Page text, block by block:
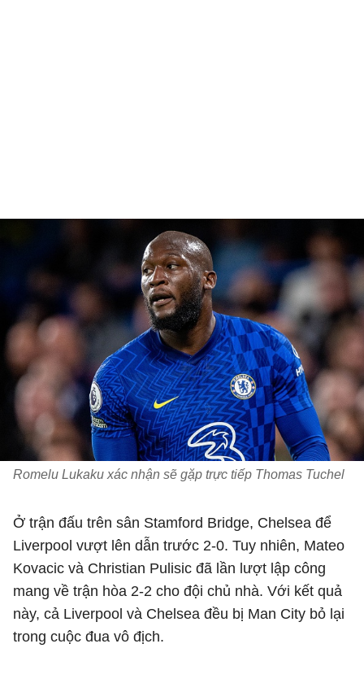
Romelu Lukaku xác nhận sẽ gặp trực tiếp Thomas Tuchel
Ở trận đấu trên sân Stamford Bridge, Chelsea để
Liverpool vượt lên dẫn trước 2-0. Tuy nhiên, Mateo
Kovacic và Christian Pulisic đã lần lượt lập công
mang về trận hòa 2-2 cho đội chủ nhà. Với kết quả
này, cả Liverpool và Chelsea đều bị Man City bỏ lại
trong cuộc đua vô địch.